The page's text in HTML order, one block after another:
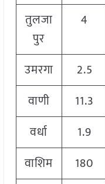
तुलजा
पुर
4
उमरगा 2.5
वाणी
11.3
वर्धा
1.9
वाशिम
180